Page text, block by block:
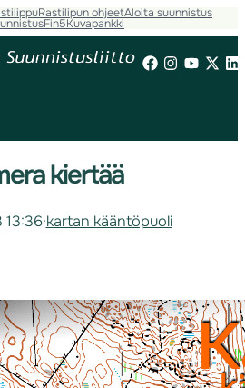
Rastilipun ohjeetAloita suunnistus
Fin5Kuvapankki
kiertää
13:36·kartan kääntöpuoli